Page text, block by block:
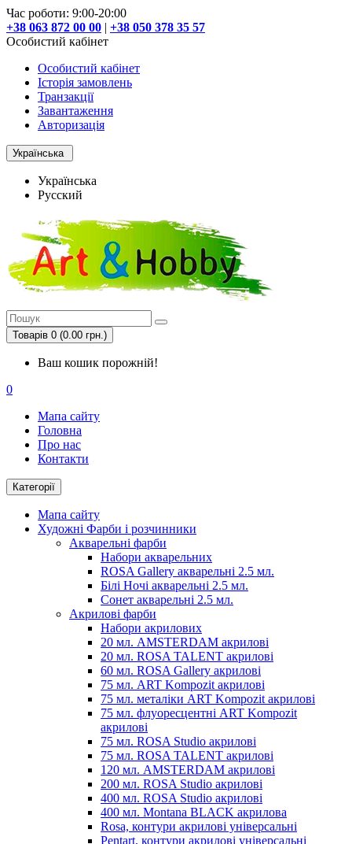
Час роботи: 9:00-20:00
+38 063 872 00 00 | +38 050 378 35 57
Особистий кабінет
Особистий кабінет
Історія замовлень
Транзакції
Завантаження
Авторизація
Українська
Українська
Русский
Товарів 0 (0.00 грн.)
Ваш кошик порожній!
0
Мапа сайту
Головна
Про нас
Контакти
Категорії
Мапа сайту
Художні Фарби і розчинники
Акварельні фарби
Набори акварельних
ROSA Gallery акварельні 2.5 мл.
Білі Ночі акварельні 2.5 мл.
Сонет акварельні 2.5 мл.
Акрилові фарби
Набори акрилових
20 мл. AMSTERDAM акрилові
20 мл. ROSA TALENT акрилові
60 мл. ROSA Gallery акрилові
75 мл. ART Kompozit акрилові
75 мл. металіки ART Kompozit акрилові
75 мл. флуоресцентні ART Kompozit
акрилові
75 мл. ROSA Studio акрилові
75 мл. ROSA TALENT акрилові
120 мл. AMSTERDAM акрилові
200 мл. ROSA Studio акрилові
400 мл. ROSA Studio акрилові
400 мл. Montana BLACK акрилова
Rosa, контури акрилові універсальні
Pentart, контури акрилові універсальні